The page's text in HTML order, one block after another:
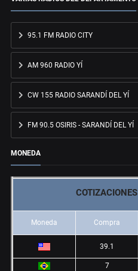
95.1 FM RADIO CITY
AM 960 RADIO YÍ
CW 155 RADIO SARANDÍ DEL YÍ
FM 90.5 OSIRIS - SARANDÍ DEL YÍ
MONEDA
COTIZACIONES
Moneda Compra
39.1
7